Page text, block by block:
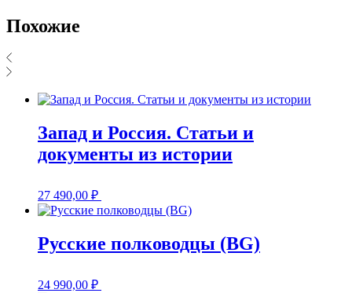
Похожие
Запад и Россия. Статьи и
документы из истории
27 490,00 ₽
Русские полководцы (BG)
24 990,00 ₽